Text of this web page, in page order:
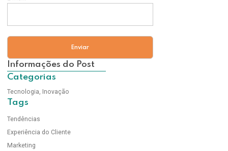
Informações do Post
Categorias
Tecnologia, Inovação
Tags
Tendências
Experiência do Cliente
Marketing